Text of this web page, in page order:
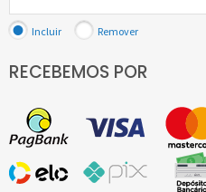
Incluir Remover
RECEBEMOS POR